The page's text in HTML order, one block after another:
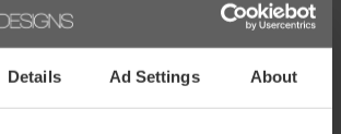
Details Ad Settings About
Walther online